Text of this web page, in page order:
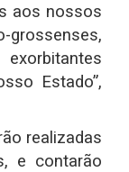
aos nossos
Estado”,
realizadas
e contarão